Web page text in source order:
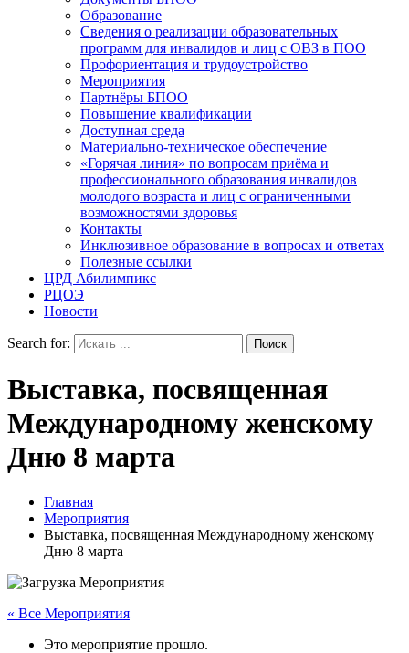
Образование
Сведения о реализации образовательных
программ для инвалидов и лиц с ОВЗ в ПОО
Профориентация и трудоустройство
Мероприятия
Партнёры БПОО
Повышение квалификации
Доступная среда
Материально-техническое обеспечение
«Горячая линия» по вопросам приёма и
профессионального образования инвалидов
молодого возраста и лиц с ограниченными
возможностями здоровья
Контакты
Инклюзивное образование в вопросах и ответах
Полезные ссылки
ЦРД Абилимпикс
РЦОЭ
Новости
Search for:
Выставка, посвященная
Международному женскому
Дню 8 марта
Главная
Мероприятия
Выставка, посвященная Международному женскому
Дню 8 марта
« Все Мероприятия
Это мероприятие прошло.